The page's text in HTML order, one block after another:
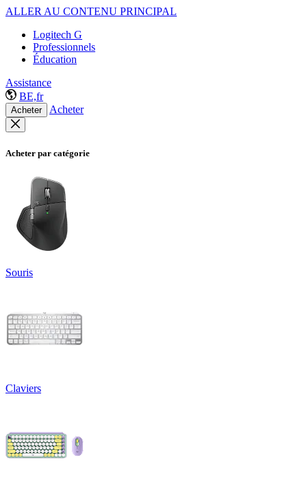
ALLER AU CONTENU PRINCIPAL
Logitech G
Professionnels
Éducation
Assistance
BE,fr
Acheter Acheter
Acheter par catégorie
Souris
Claviers